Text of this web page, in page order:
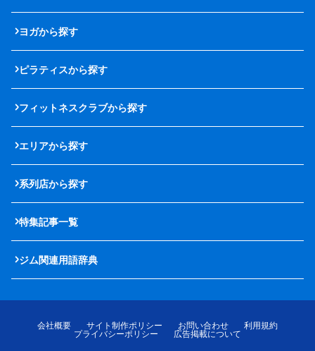
ヨガから探す
ピラティスから探す
フィットネスクラブから探す
エリアから探す
系列店から探す
特集記事一覧
ジム関連用語辞典
会社概要 サイト制作ポリシー お問い合わせ
利用規約
プライバシーポリシー
広告掲載について